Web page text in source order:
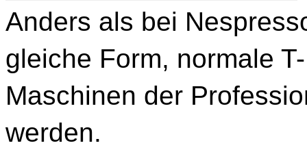
Anders als bei
gleiche Form, normale
Maschinen der
werden.